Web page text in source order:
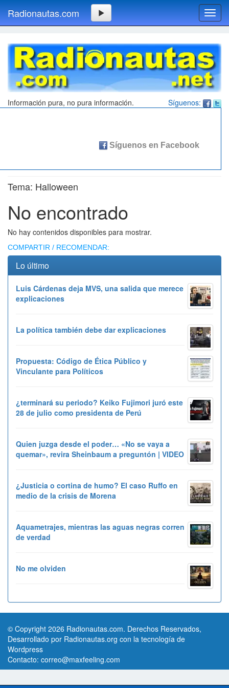
Radionautas.com
Síguenos:
Información pura, no pura información.
Tema: Halloween
No encontrado
No hay contenidos disponibles para mostrar.
COMPARTIR / RECOMENDAR:
Lo último
Luis Cárdenas deja MVS, una salida que merece
explicaciones
La política también debe dar explicaciones
Propuesta: Código de Ética Público y
Vinculante para Políticos
¿terminará su periodo? Keiko Fujimori juró este
28 de julio como presidenta de Perú
Quien juzga desde el poder… «No se vaya a
quemar», revira Sheinbaum a preguntón | VIDEO
¿Justicia o cortina de humo? El caso Ruffo en
medio de la crisis de Morena
Aquametrajes, mientras las aguas negras corren
de verdad
No me olviden
© Copyright 2026 Radionautas.com. Derechos Reservados,
Desarrollado por Radionautas.org con la tecnología de
Wordpress
Contacto: correo@maxfeeling.com